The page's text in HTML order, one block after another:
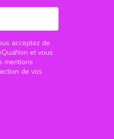
acceptez de
et vous
mentions
de vos